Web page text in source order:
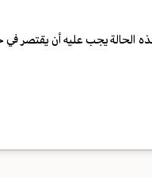
الحالة يجب عليه أن يقتصر